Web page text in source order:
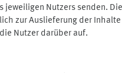
jeweiligen Nutzers senden.
zur Auslieferung der
Nutzer darüber auf.